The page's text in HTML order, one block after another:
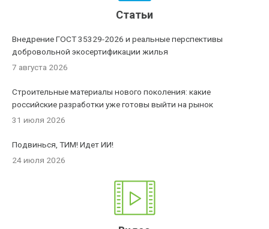
Статьи
Внедрение ГОСТ 35329-2026 и реальные перспективы
добровольной экосертификации жилья
7 августа 2026
Строительные материалы нового поколения: какие
российские разработки уже готовы выйти на рынок
31 июля 2026
Подвинься, ТИМ! Идет ИИ!
24 июля 2026